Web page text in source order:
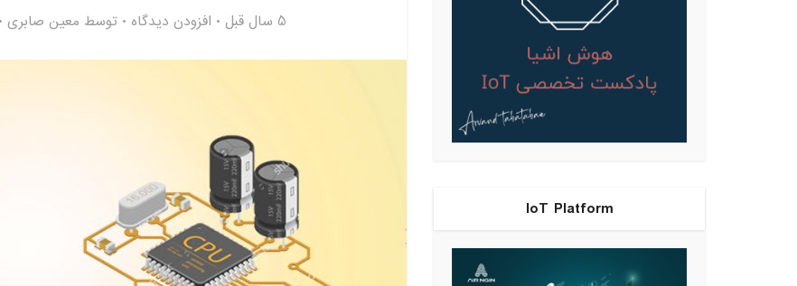
5 سال قبل افزودن دیدگاه توسط معین صابری
IoT Platform